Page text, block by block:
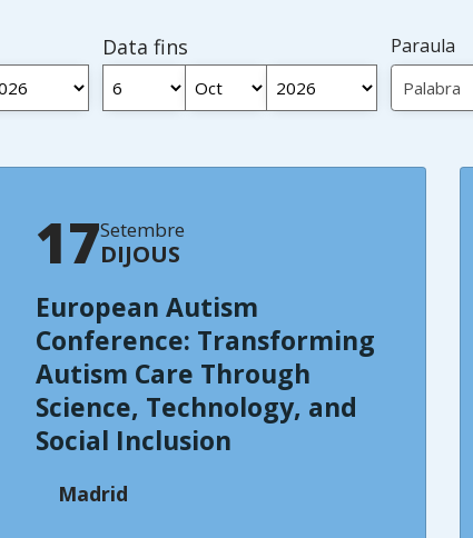
Data fins Paraula
European Autism
Conference: Transforming
Autism Care Through
Science, Technology, and
Social Inclusion
17Setembre
DIJOUS
Madrid